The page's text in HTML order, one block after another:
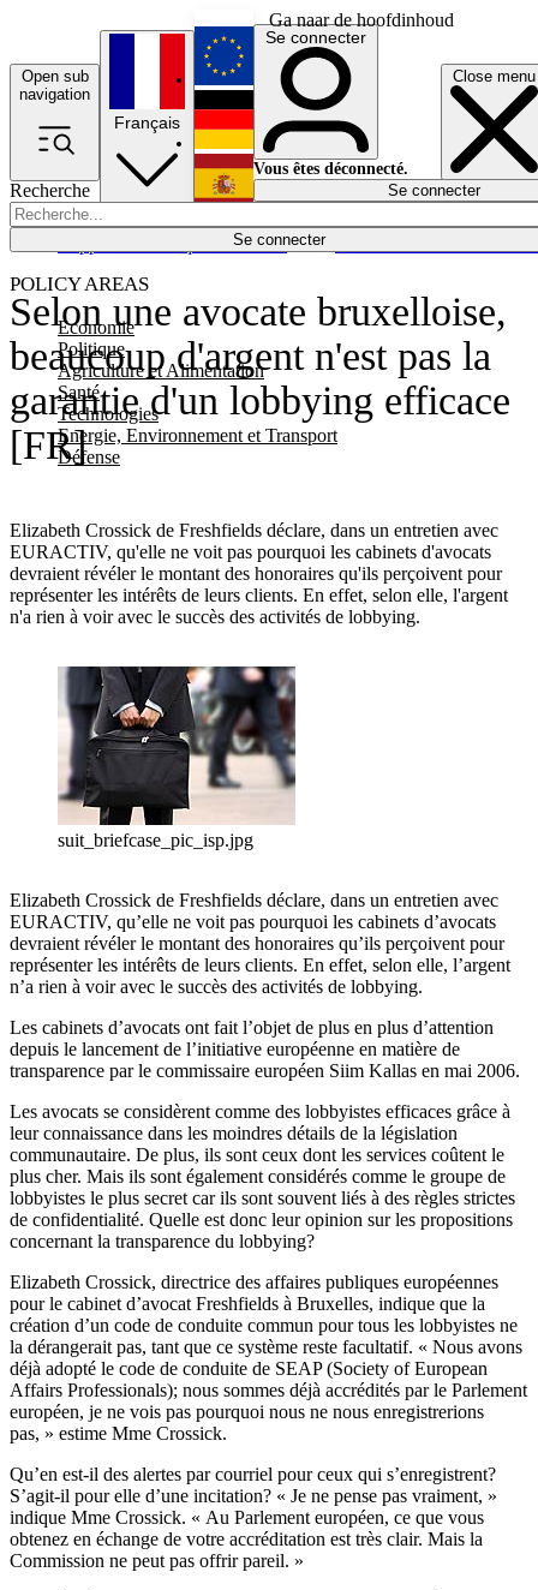
Ga naar de hoofdinhoud
Open sub
navigation
Close menu
Recherche
Se connecter
POLICY AREAS
Economie
Politique
Agriculture et Alimentation
Santé
Technologies
Energie, Environnement et Transport
Défense
Économie
Français
English
Deutsch
Español
Se connecter
Vous êtes déconnecté.
Se connecter
Selon une avocate bruxelloise,
beaucoup d'argent n'est pas la
garantie d'un lobbying efficace
[FR]
Elizabeth Crossick de Freshfields déclare, dans un entretien avec
EURACTIV, qu'elle ne voit pas pourquoi les cabinets d'avocats
devraient révéler le montant des honoraires qu'ils perçoivent pour
représenter les intérêts de leurs clients. En effet, selon elle, l'argent
n'a rien à voir avec le succès des activités de lobbying.
suit_briefcase_pic_isp.jpg
Elizabeth Crossick de Freshfields déclare, dans un entretien avec
EURACTIV, qu’elle ne voit pas pourquoi les cabinets d’avocats
devraient révéler le montant des honoraires qu’ils perçoivent pour
représenter les intérêts de leurs clients. En effet, selon elle, l’argent
n’a rien à voir avec le succès des activités de lobbying.
Les cabinets d’avocats ont fait l’objet de plus en plus d’attention
depuis le lancement de l’initiative européenne en matière de
transparence par le commissaire européen Siim Kallas en mai 2006.
Les avocats se considèrent comme des lobbyistes efficaces grâce à
leur connaissance dans les moindres détails de la législation
communautaire. De plus, ils sont ceux dont les services coûtent le
plus cher. Mais ils sont également considérés comme le groupe de
lobbyistes le plus secret car ils sont souvent liés à des règles strictes
de confidentialité. Quelle est donc leur opinion sur les propositions
concernant la transparence du lobbying?
Elizabeth Crossick, directrice des affaires publiques européennes
pour le cabinet d’avocat Freshfields à Bruxelles, indique que la
création d’un code de conduite commun pour tous les lobbyistes ne
la dérangerait pas, tant que ce système reste facultatif. « Nous avons
déjà adopté le code de conduite de SEAP (Society of European
Affairs Professionals); nous sommes déjà accrédités par le Parlement
européen, je ne vois pas pourquoi nous ne nous enregistrerions
pas, » estime Mme Crossick.
Qu’en est-il des alertes par courriel pour ceux qui s’enregistrent?
S’agit-il pour elle d’une incitation? « Je ne pense pas vraiment, »
indique Mme Crossick. « Au Parlement européen, ce que vous
obtenez en échange de votre accréditation est très clair. Mais la
Commission ne peut pas offrir pareil. »